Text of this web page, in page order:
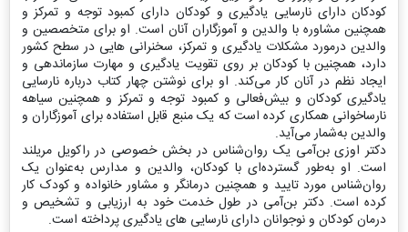
کودکان دارای نارسایی یادگیری و کودکان دارای کمبود توجه و تمرکز و
همچنین مشاوره با والدین و آموزگاران آنان است. او برای متخصصین و
والدین درمورد مشکلات یادگیری و تمرکز، سخنرانی هایی در سطح کشور
دارد، همچنین با کودکان بر روی تقویت یادگیری و مهارت سازماندهی و
ایجاد نظم در آنان کار می‌کند. او برای نوشتن چهار کتاب درباره نارسایی
یادگیری کودکان و بیش‌فعالی و کمبود توجه و تمرکز و همچنین سیاهه
نارساخوانی همکاری کرده است که یک منبع قابل استفاده برای آموزگاران و
والدین به‌شمار می‌آید.
دکتر اوزی بن‌آمی یک روان‌شناس در بخش خصوصی در راکویل مریلند
است. او به‌طور گسترده‌ای با کودکان، والدین و مدارس به‌عنوان یک
روان‌شناس مورد تایید و همچنین درمانگر و مشاور خانواده و کودک کار
کرده است. دکتر بن‌آمی در طول خدمت خود به ارزیابی و تشخیص و
درمان کودکان و نوجوانان دارای نارسایی های یادگیری پرداخته است.